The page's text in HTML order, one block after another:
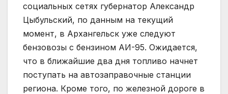
социальных сетях губернатор Александр
Цыбульский, по данным на текущий
момент, в Архангельск уже следуют
бензовозы с бензином АИ-95. Ожидается,
что в ближайшие два дня топливо начнет
поступать на автозаправочные станции
региона. Кроме того, по железной дороге в